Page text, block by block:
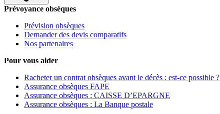
Prévoyance obsèques
Prévision obsèques
Demander des devis comparatifs
Nos partenaires
Pour vous aider
Racheter un contrat obsèques avant le décès : est-ce possible ?
Assurance obsèques FAPE
Assurance obsèques : CAISSE D’EPARGNE
Assurance obsèques : La Banque postale